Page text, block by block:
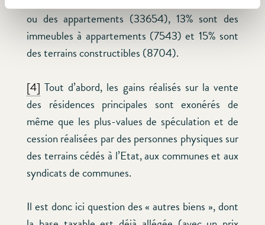
ou des appartements (33654), 13% sont des
immeubles à appartements (7543) et 15% sont
des terrains constructibles (8704).
[4] Tout d’abord, les gains réalisés sur la vente
des résidences principales sont exonérés de
même que les plus-values de spéculation et de
cession réalisées par des personnes physiques sur
des terrains cédés à l’Etat, aux communes et aux
syndicats de communes.
Il est donc ici question des « autres biens », dont